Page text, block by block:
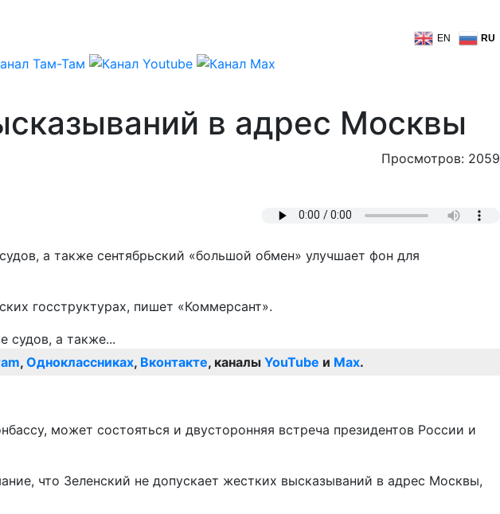
EN RU
в адрес Москвы
Просмотров: 2059
а также сентябрьский «большой обмен» улучшает фон для
госструктурах, пишет «Коммерсант».
, Одноклассниках, Вконтакте, каналы YouTube и Max.
может состояться и двусторонняя встреча президентов России и
что Зеленский не допускает жестких высказываний в адрес Москвы,